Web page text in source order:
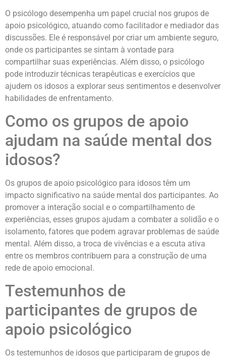
O psicólogo desempenha um papel crucial nos grupos de
apoio psicológico, atuando como facilitador e mediador das
discussões. Ele é responsável por criar um ambiente seguro,
onde os participantes se sintam à vontade para
compartilhar suas experiências. Além disso, o psicólogo
pode introduzir técnicas terapêuticas e exercícios que
ajudem os idosos a explorar seus sentimentos e desenvolver
habilidades de enfrentamento.
Como os grupos de apoio
ajudam na saúde mental dos
idosos?
Os grupos de apoio psicológico para idosos têm um
impacto significativo na saúde mental dos participantes. Ao
promover a interação social e o compartilhamento de
experiências, esses grupos ajudam a combater a solidão e o
isolamento, fatores que podem agravar problemas de saúde
mental. Além disso, a troca de vivências e a escuta ativa
entre os membros contribuem para a construção de uma
rede de apoio emocional.
Testemunhos de
participantes de grupos de
apoio psicológico
Os testemunhos de idosos que participaram de grupos de